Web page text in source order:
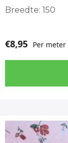
Breedte: 150
€8,95 Per meter